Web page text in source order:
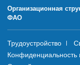
Организационная
ФАО
Трудоустройство